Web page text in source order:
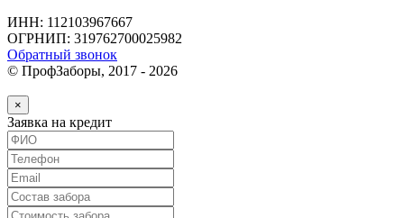
ИНН: 112103967667
ОГРНИП: 319762700025982
Обратный звонок
© ПрофЗаборы, 2017 - 2026
×
Заявка на кредит